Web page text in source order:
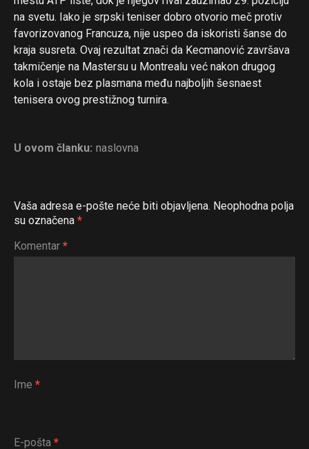
na svetu. Iako je srpski teniser dobro otvorio meč protiv
favorizovanog Francuza, nije uspeo da iskoristi šanse do
kraja susreta. Ovaj rezultat znači da Kecmanović završava
takmičenje na Mastersu u Montrealu već nakon drugog
kola i ostaje bez plasmana među najboljih šesnaest
tenisera ovog prestižnog turnira.
U ovom članku: naslovna
Vaša adresa e-pošte neće biti objavljena. Neophodna polja
su označena *
Komentar *
Ime *
E-pošta *